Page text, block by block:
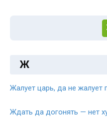
Ж
Жалует царь, да не жалует
Ждать да догонять — нет